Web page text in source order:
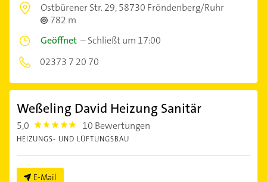
Ostbürener Str. 29,58730 Fröndenberg/Ruhr
782 m
Geöffnet –Schließt um 17:00
02373 7 20 70
Weßeling David Heizung Sanitär
5,0 5.0 10 Bewertungen
HEIZUNGS- UND LÜFTUNGSBAU
E-Mail